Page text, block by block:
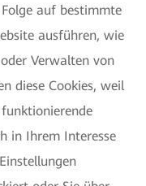
auf bestimmte
ausführen, wie
Verwalten von
diese Cookies, weil
in Ihrem Interesse